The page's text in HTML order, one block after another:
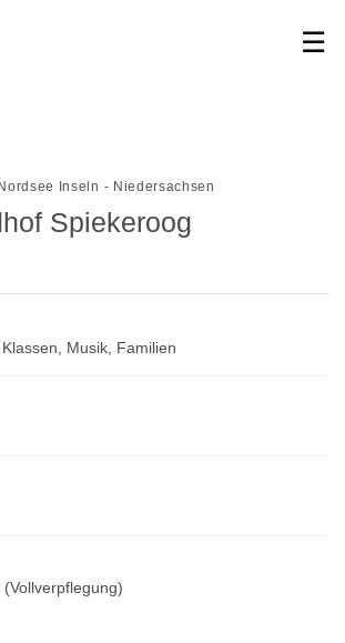
Inseln - Niedersachsen
Spiekeroog
Musik, Familien
(Vollverpflegung)